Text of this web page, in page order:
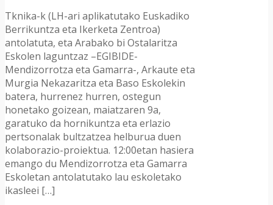
Tknika-k (LH-ari aplikatutako Euskadiko
Berrikuntza eta Ikerketa Zentroa)
antolatuta, eta Arabako bi Ostalaritza
Eskolen laguntzaz –EGIBIDE-
Mendizorrotza eta Gamarra-, Arkaute eta
Murgia Nekazaritza eta Baso Eskolekin
batera, hurrenez hurren, ostegun
honetako goizean, maiatzaren 9a,
garatuko da hornikuntza eta erlazio
pertsonalak bultzatzea helburua duen
kolaborazio-proiektua. 12:00etan hasiera
emango du Mendizorrotza eta Gamarra
Eskoletan antolatutako lau eskoletako
ikasleei […]